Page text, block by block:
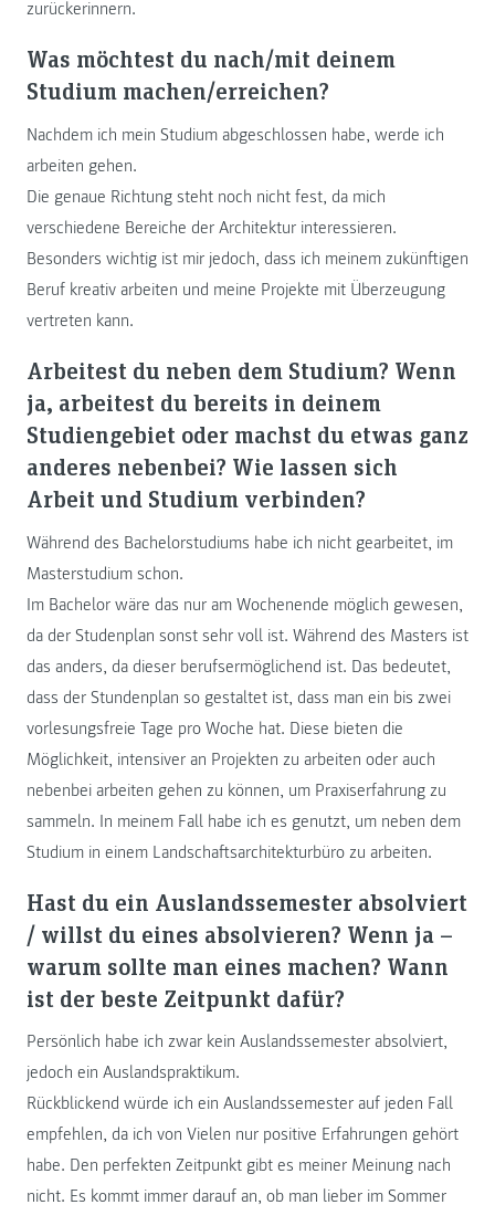
zurückerinnern.
Was möchtest du nach/mit deinem
Studium machen/erreichen?
Nachdem ich mein Studium abgeschlossen habe, werde ich
arbeiten gehen.
Die genaue Richtung steht noch nicht fest, da mich
verschiedene Bereiche der Architektur interessieren.
Besonders wichtig ist mir jedoch, dass ich meinem zukünftigen
Beruf kreativ arbeiten und meine Projekte mit Überzeugung
vertreten kann.
Arbeitest du neben dem Studium? Wenn
ja, arbeitest du bereits in deinem
Studiengebiet oder machst du etwas ganz
anderes nebenbei? Wie lassen sich
Arbeit und Studium verbinden?
Während des Bachelorstudiums habe ich nicht gearbeitet, im
Masterstudium schon.
Im Bachelor wäre das nur am Wochenende möglich gewesen,
da der Studenplan sonst sehr voll ist. Während des Masters ist
das anders, da dieser berufsermöglichend ist. Das bedeutet,
dass der Stundenplan so gestaltet ist, dass man ein bis zwei
vorlesungsfreie Tage pro Woche hat. Diese bieten die
Möglichkeit, intensiver an Projekten zu arbeiten oder auch
nebenbei arbeiten gehen zu können, um Praxiserfahrung zu
sammeln. In meinem Fall habe ich es genutzt, um neben dem
Studium in einem Landschaftsarchitekturbüro zu arbeiten.
Hast du ein Auslandssemester absolviert
/ willst du eines absolvieren? Wenn ja –
warum sollte man eines machen? Wann
ist der beste Zeitpunkt dafür?
Persönlich habe ich zwar kein Auslandssemester absolviert,
jedoch ein Auslandspraktikum.
Rückblickend würde ich ein Auslandssemester auf jeden Fall
empfehlen, da ich von Vielen nur positive Erfahrungen gehört
habe. Den perfekten Zeitpunkt gibt es meiner Meinung nach
nicht. Es kommt immer darauf an, ob man lieber im Sommer